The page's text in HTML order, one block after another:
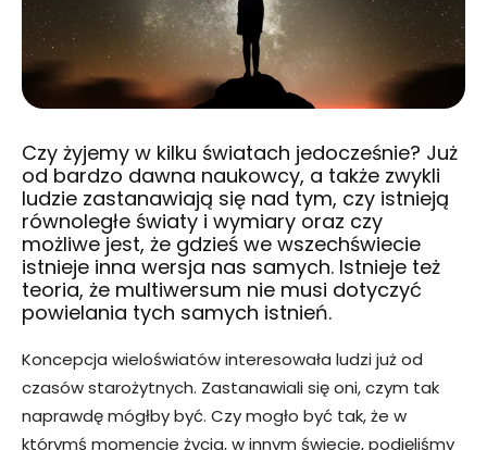
Czy żyjemy w kilku światach jedocześnie? Już
od bardzo dawna naukowcy, a także zwykli
ludzie zastanawiają się nad tym, czy istnieją
równoległe światy i wymiary oraz czy
możliwe jest, że gdzieś we wszechświecie
istnieje inna wersja nas samych. Istnieje też
teoria, że multiwersum nie musi dotyczyć
powielania tych samych istnień.
Koncepcja wieloświatów interesowała ludzi już od
czasów starożytnych. Zastanawiali się oni, czym tak
naprawdę mógłby być. Czy mogło być tak, że w
którymś momencie życia, w innym świecie, podjęliśmy